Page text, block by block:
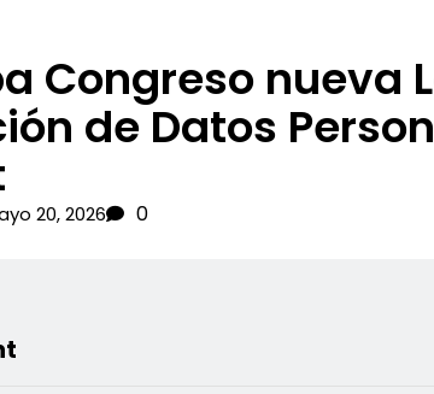
Congreso nueva
de Datos
20, 2026 0